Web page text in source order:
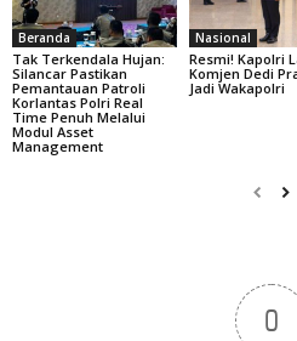
Beranda
Tak Terkendala Hujan:
Silancar Pastikan
Pemantauan Patroli
Korlantas Polri Real
Time Penuh Melalui
Modul Asset
Management
Nasional
Resmi! Kapolri
Komjen Dedi
Jadi Wakapolri
0